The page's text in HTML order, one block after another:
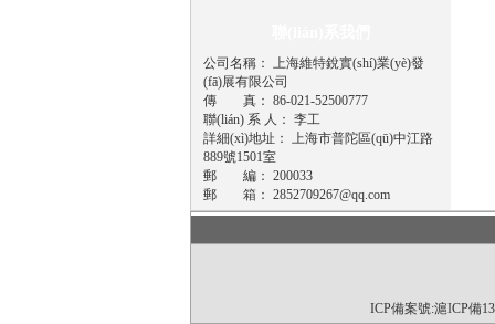
公司名稱： 上海維特銳實(shí)業(yè)發
(fā)展有限公司
傳 真： 86-021-52500777
聯(lián) 系 人： 李工
詳細(xì)地址： 上海市普陀區(qū)中江路
889號1501室
郵 編： 200033
郵 箱： 2852709267@qq.com
ICP備案號:滬ICP備